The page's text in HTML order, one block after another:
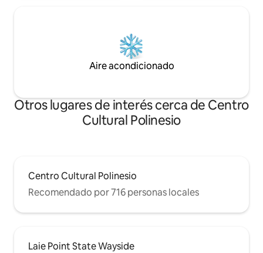
Aire acondicionado
Otros lugares de interés cerca de Centro
Cultural Polinesio
Centro Cultural Polinesio
Recomendado por 716 personas locales
Laie Point State Wayside